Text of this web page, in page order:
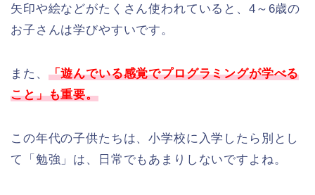
矢印や絵などがたくさん使われていると、 4～6歳の
お子さんは学びやすいです。
また、 「遊んでいる感覚でプログラミングが学べる
こと」も重要。
この年代の子供たちは、小学校に入学したら別とし
て「勉強」は、日常でもあまりしないですよね。